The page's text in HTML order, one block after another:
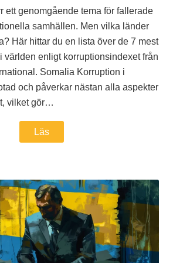
ett genomgående tema för fallerade
samhällen. Men vilka länder
Här hittar du en lista över de 7 mest
världen enligt korruptionsindexet från
Somalia Korruption i
och påverkar nästan alla aspekter
vilket gör…
Läs